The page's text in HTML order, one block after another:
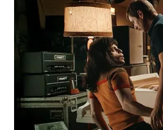
LABUHANBATU
WN
TAPANULI
TENGAH
WN DELI